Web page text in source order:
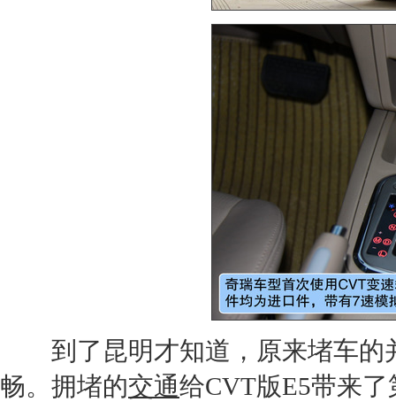
到了 昆明才知道，原来堵车
畅。拥堵的交通给CVT版E5带来了